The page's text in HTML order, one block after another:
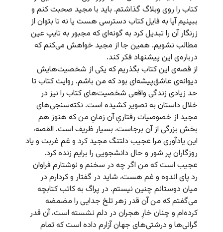
کتاب را روی وبلاگ گذاشتم. باید با مجید صحبت کنم و
ببینیم آیا به فایل کتاب دسترسی هست یا نه تا بتوان از
زرنگار آن را تبدیل کرد به گونه‌ای که مجبور به تایپ عین
مطالب نشویم. همین جا از مجید خواهش می‌کنم که
درباره‌ی این پیشنهاد فکر کند.
از قصه‌ی این کتاب بگذریم که یکی از شخصیت‌هایش
دیوانه‌ی عاشق‌پیشه‌ای بود که من باشم. روایت کتاب تا
حد زیادی زندگی واقعی شخصیت‌های کتاب را نیز در
خلال داستان به تصویر کشیده است. نکته‌سنجی‌های
مجید از خصوصیات رفتاریِ آن زمانِ من که هنوز هم
بخش بزرگی از آن برجاست، بسیار ظریف است. القصه،
این یادآوری مرا عجیب دلتنگ مجید کرد و غمِ غربت و یاد
روزگاران پر شور و حال دانشجویی را برایم زنده کرد.
عجیب است که من اگر چه در سخنم و نوشتارم فراوان
رد پای اندوه و غم هست، شاید در گفتار و کردارم در
میان دوستانم چنین نیستم. در پراگ به کاتب کتابچه
می‌گفتم که من آن قدر زهر تلخ جدایی را مضمضه
کرده‌ام و چنان خارِ هجران در دلم نشسته است، آن قدر
گرانی‌ها و درشتی‌های جهان آزارم داده است که تمام